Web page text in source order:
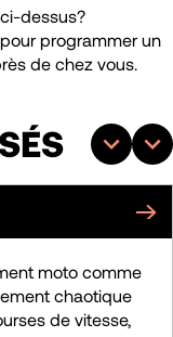
dessus?
programmer un
de chez vous.
moto comme
chaotique
de vitesse,